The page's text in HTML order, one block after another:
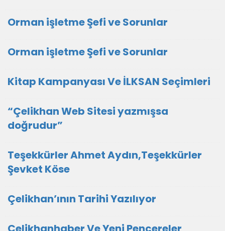
Orman işletme Şefi ve Sorunlar
Orman işletme Şefi ve Sorunlar
Kitap Kampanyası Ve İLKSAN Seçimleri
“Çelikhan Web Sitesi yazmışsa
doğrudur”
Teşekkürler Ahmet Aydın,Teşekkürler
Şevket Köse
Çelikhan’ının Tarihi Yazılıyor